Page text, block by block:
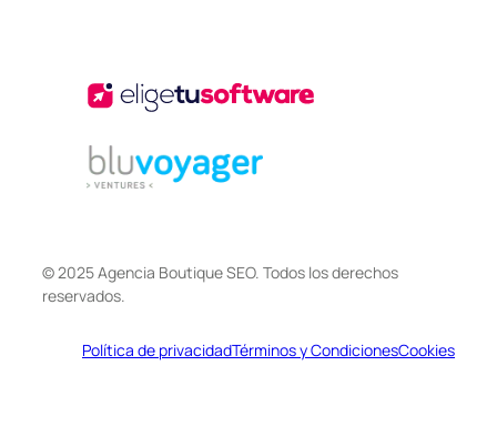
© 2025 Agencia Boutique SEO. Todos los derechos
reservados.
Política de privacidadTérminos y CondicionesCookies